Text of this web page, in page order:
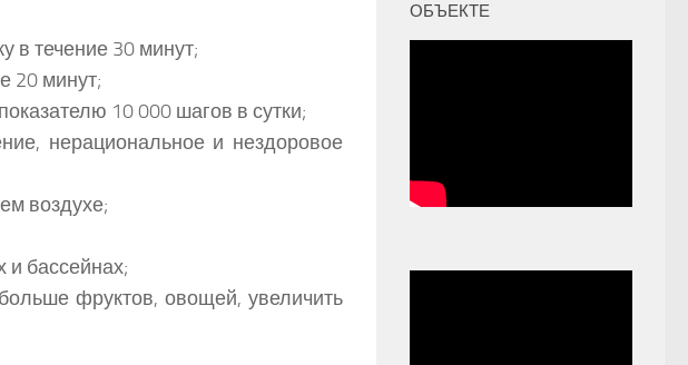
в течение 30 минут;
20 минут;
10 000 шагов в сутки;
нерациональное и нездоровое
воздухе;
и бассейнах;
фруктов, овощей, увеличить
ОБЪЕКТЕ